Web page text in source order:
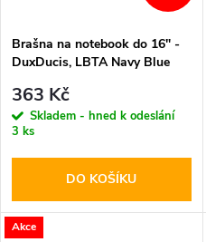
Brašna na notebook do 16" -
DuxDucis, LBTA Navy Blue
363 Kč
Skladem - hned k odeslání
3 ks
DO KOŠÍKU
Akce